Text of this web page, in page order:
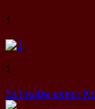
1
1
Schreibe einen